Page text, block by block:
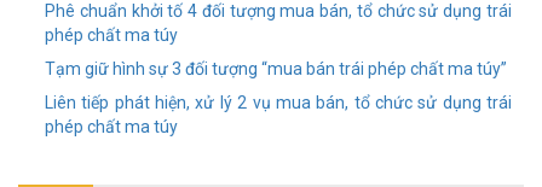
Phê chuẩn khởi tố 4 đối tượng mua bán, tổ chức sử dụng trái
phép chất ma túy
Tạm giữ hình sự 3 đối tượng “mua bán trái phép chất ma túy”
Liên tiếp phát hiện, xử lý 2 vụ mua bán, tổ chức sử dụng trái
phép chất ma túy